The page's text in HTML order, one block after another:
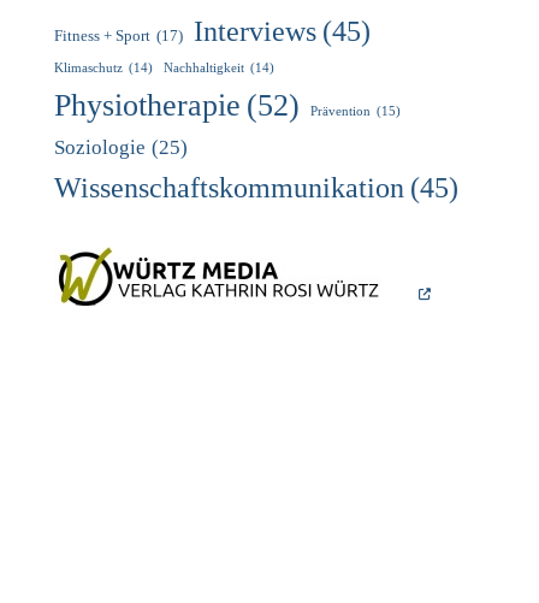
Fitness + Sport (17) Interviews (45)
Klimaschutz (14) Nachhaltigkeit (14)
Physiotherapie (52) Prävention (15)
Soziologie (25)
Wissenschaftskommunikation (45)